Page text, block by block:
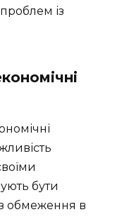
із
бути
обмеження в